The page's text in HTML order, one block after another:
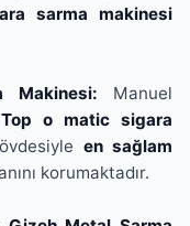
sarma makinesi
Manuel
Top o matic sigara
en sağlam
korumaktadır.